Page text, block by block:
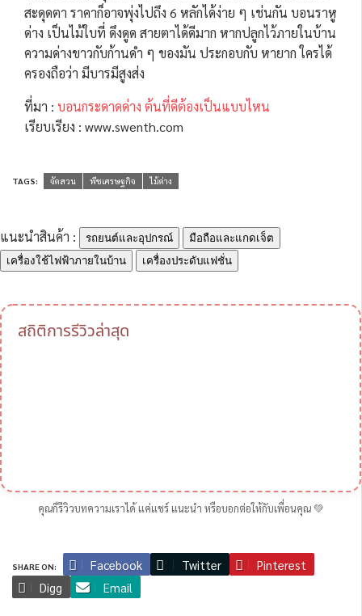
สะดุดตา ราคาก็อาจพุ่งไปถึง 6 หลักได้ง่าย ๆ เช่นกัน บอนราหู
ด่าง เป็นไม้ใบที่ ดึงดูด สายตาได้ดีมาก หากปลูกไว้ภายในบ้าน
ความด่างขาวกับก้านดำ ๆ ของมัน ประกอบกับ หายาก ใครได้
ครองถือว่า มีบารมีสูงส่ง
ที่มา : บอนกระดาดด่าง ต้นที่ดีต้องเป็นแบบไหน
เรียบเรียง : www.swenth.com
TAGS: จัดสวน พืชเศรษฐกิจ ไม้ด่าง
แนะนำสินค้า : รถยนต์และอุปกรณ์
มือถือและแกดเจ็ต
เครื่องใช้ไฟฟ้าภายในบ้าน
เครื่องประดับแฟชั่น
สถิติการรีวิวล่าสุด
คุณก็รีวิวบทความเราได้ แค่แชร์ แนะนำ หรือบอกต่อให้กับเพื่อนคุณ 💚
SHARE ON: Facebook Twitter
Pinterest
Digg
Email